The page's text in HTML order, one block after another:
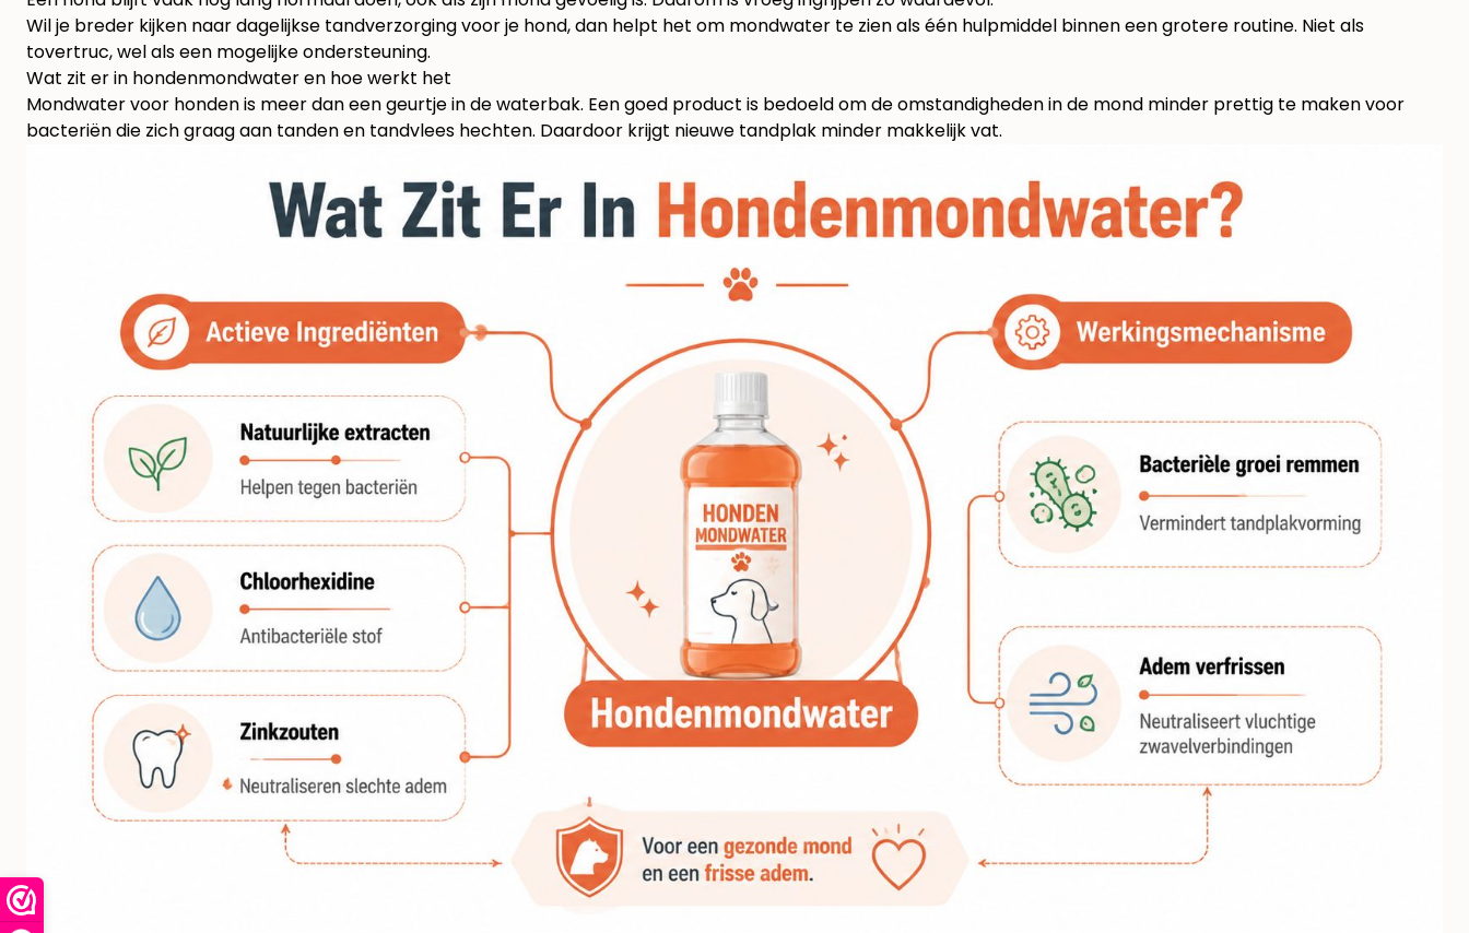
Wil je breder kijken naar dagelijkse tandverzorging voor je hond, dan helpt het om mondwater te zien als één hulpmiddel binnen een grotere routine. Niet als
tovertruc, wel als een mogelijke ondersteuning.
Wat zit er in hondenmondwater en hoe werkt het
Mondwater voor honden is meer dan een geurtje in de waterbak. Een goed product is bedoeld om de omstandigheden in de mond minder prettig te maken voor
bacteriën die zich graag aan tanden en tandvlees hechten. Daardoor krijgt nieuwe tandplak minder makkelijk vat.